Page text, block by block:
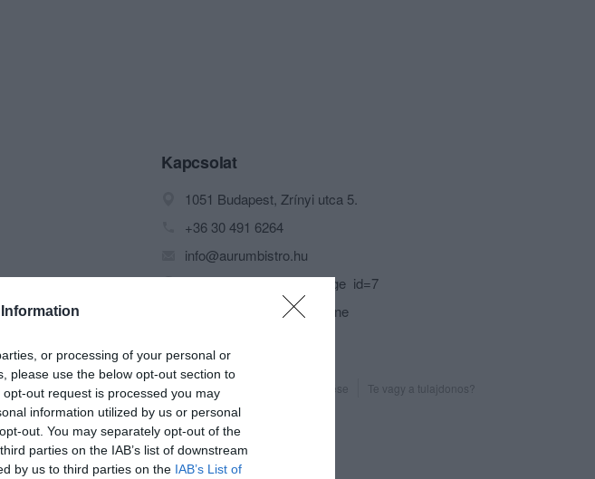
or processing of your personal or
please use the below opt-out section to
out request is processed you may
information utilized by us or personal
out. You may separately opt-out of the
parties on the IAB’s list of downstream
by us to third parties on the IAB’s List of
Kapcsolat
1051 Budapest, Zrínyi utca 5.
+36 30 491 6264
info@aurumbistro.hu
http://aurumbistro.hu/?page_id=7
fb.com/aurumbistro/timeline
Probléma jelentése Te vagy a tulajdonos?